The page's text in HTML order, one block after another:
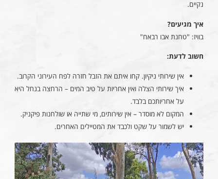
נקיים.
איך מגיעים?
בוויז: "טחנת אבו רבאח"
חשוב לדעת:
אין שירותי ניקיון. קחו איתם את הזבל חזרה לפח העירוני הקרוב.
איך שירותי הצלה ואין אחריות על טיב המים – הרחצה בנחל היא
על אחריותכם בלבד.
המקום לא מוסדר – אין שירותים, מי שתייה או שולחנות פיקניק.
יש לשמור על שקט ולכבד את המטיילים האחרים.